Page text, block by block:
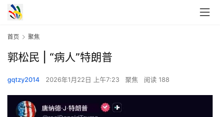
首页 聚焦
郭松民 | “病人”特朗普
gqtzy2014 2026年1月22日 上午7:23 聚焦 阅读 188